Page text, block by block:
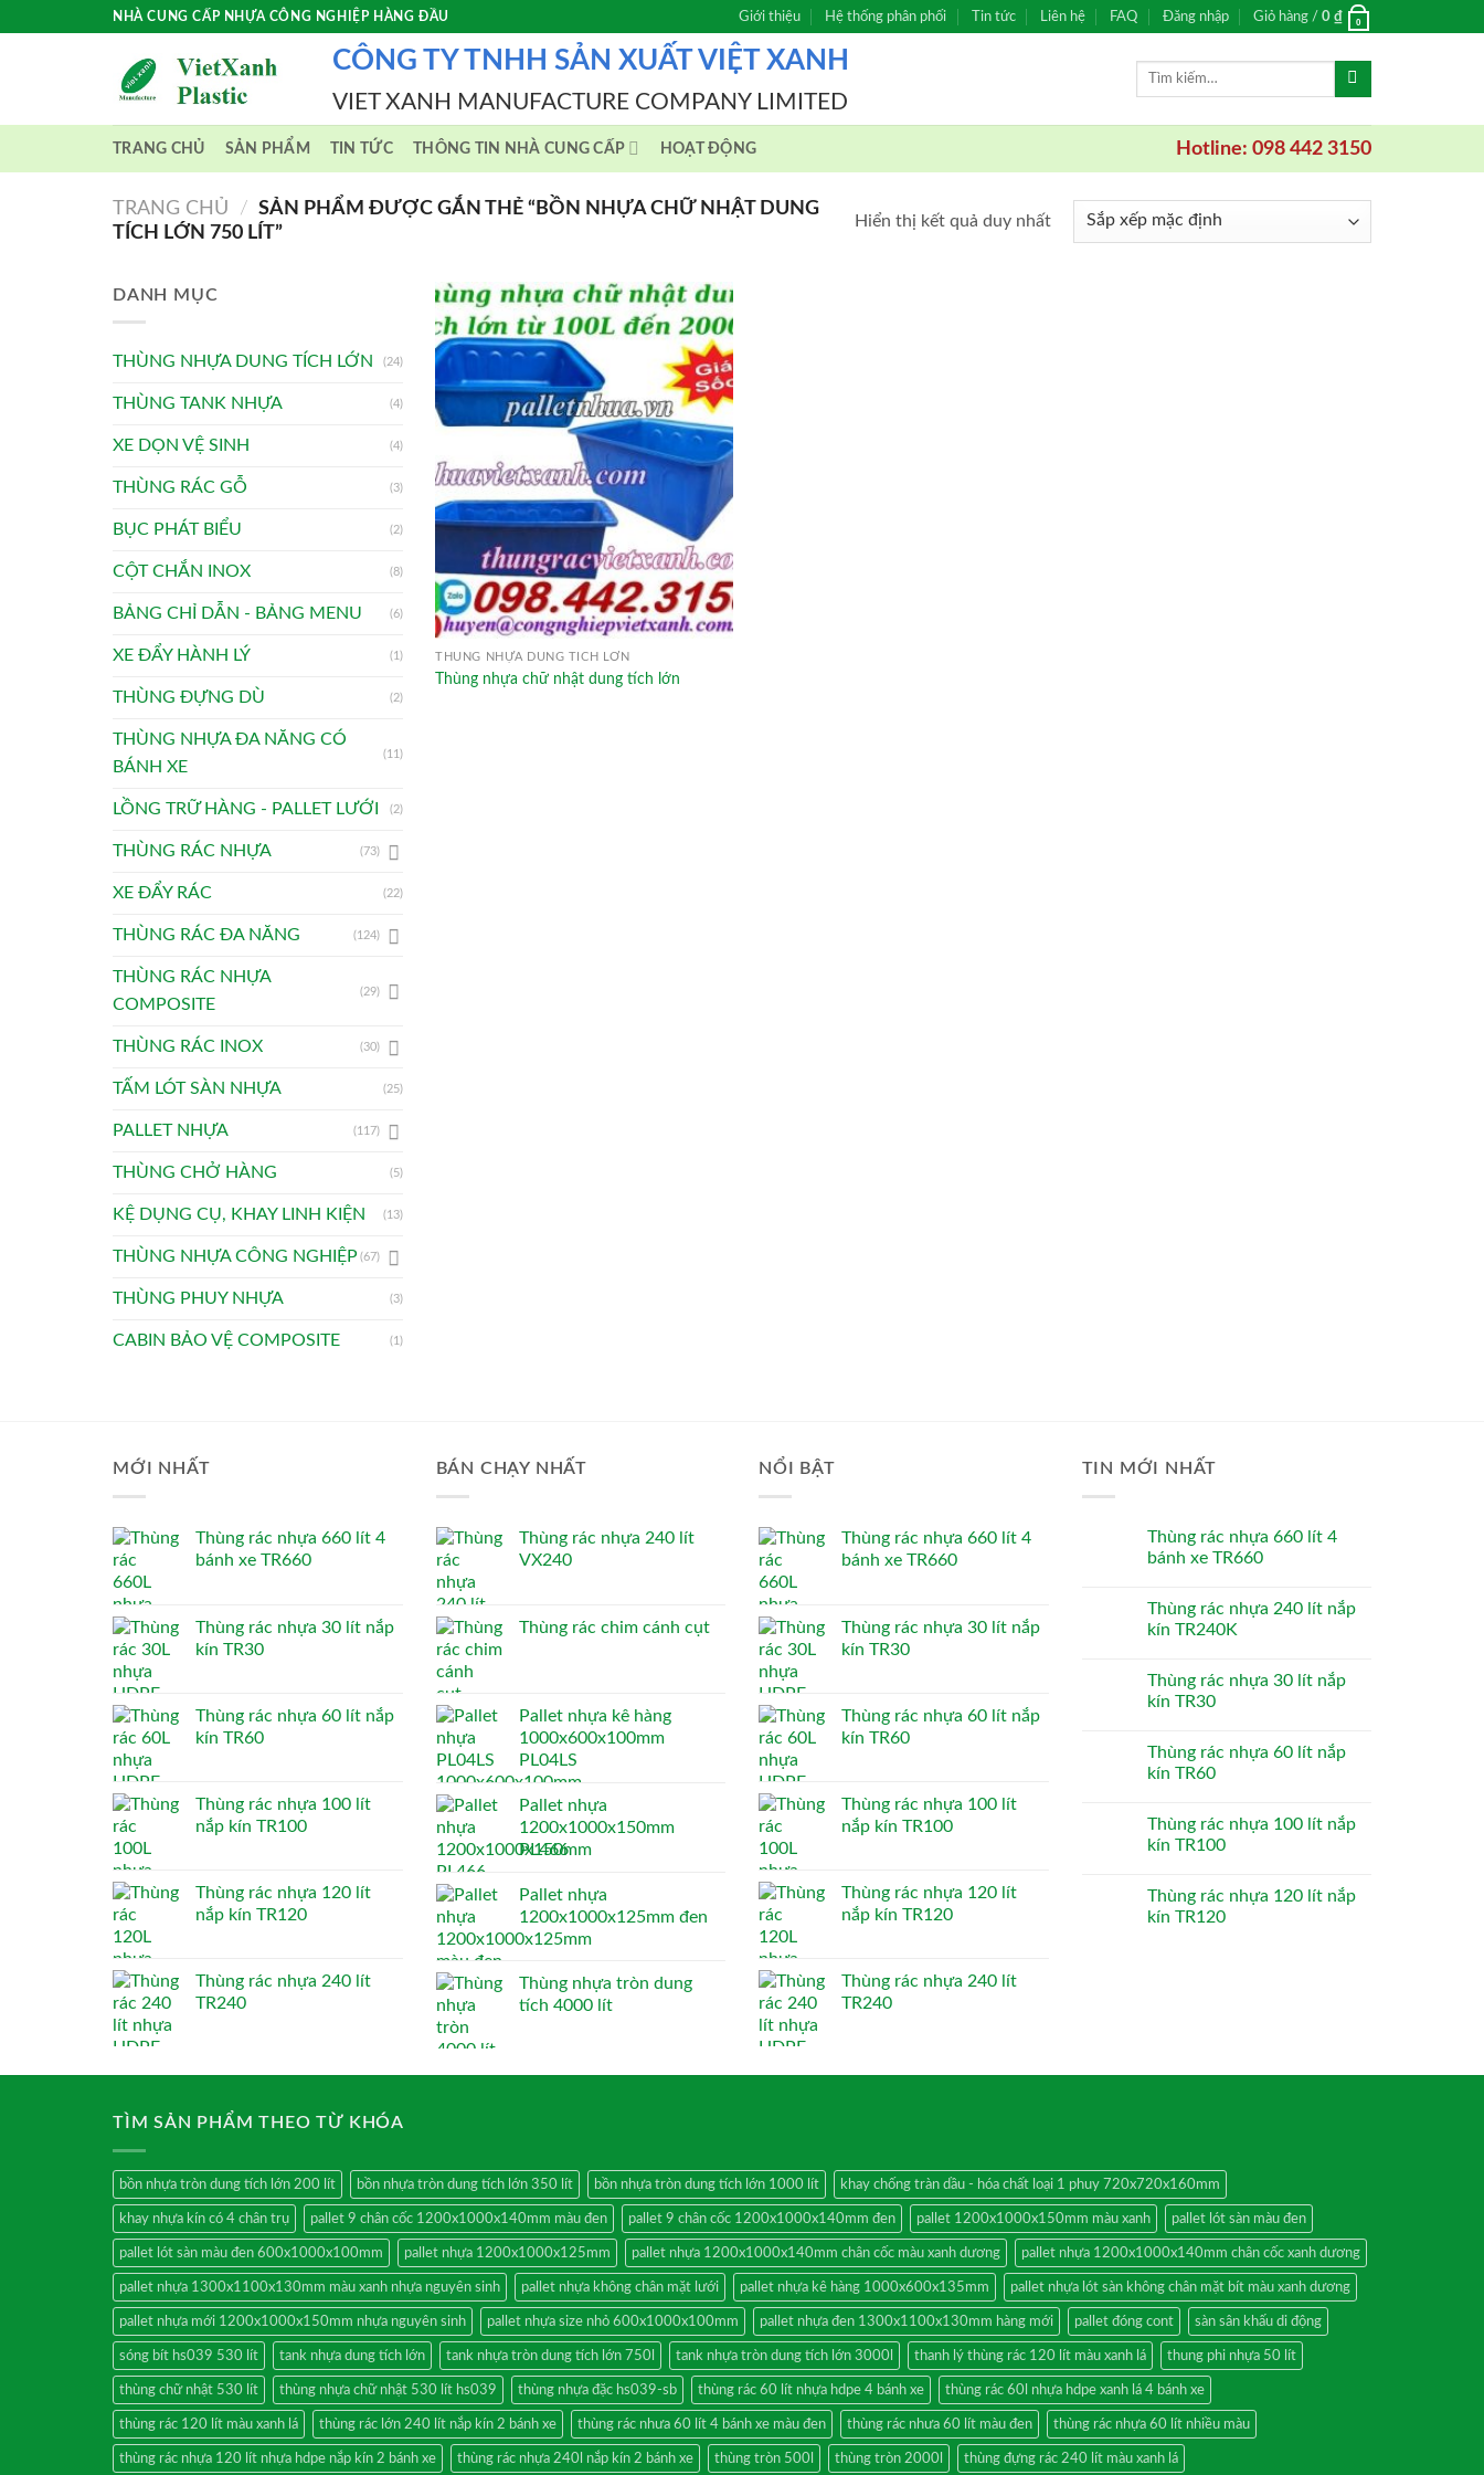
NHÀ CUNG CẤP NHỰA CÔNG NGHIỆP HÀNG ĐẦU Giới thiệu Hệ thống phân phối Tin tức Liên hệ FAQ Đăng nhập Giỏ hàng / 0 ₫ 0
CÔNG TY TNHH SẢN XUẤT VIỆT XANH
VIET XANH MANUFACTURE COMPANY LIMITED
Tìm
TRANG CHỦ SẢN PHẨM TIN TỨC THÔNG TIN NHÀ CUNG CẤP HOẠT ĐỘNG Hotline: 098 442 3150
TRANG CHỦ / SẢN PHẨM ĐƯỢC GẮN THẺ “BỒN NHỰA CHỮ NHẬT DUNG
TÍCH LỚN 750 LÍT”
Hiển thị kết quả duy nhất
DANH MỤC
THÙNG NHỰA DUNG TÍCH LỚN (24)
THÙNG TANK NHỰA (4)
XE DỌN VỆ SINH (4)
THÙNG RÁC GỖ (3)
BỤC PHÁT BIỂU (2)
CỘT CHẮN INOX (8)
BẢNG CHỈ DẪN - BẢNG MENU (6)
XE ĐẨY HÀNH LÝ (1)
THÙNG ĐỰNG DÙ (2)
THÙNG NHỰA ĐA NĂNG CÓ
BÁNH XE
(11)
LỒNG TRỮ HÀNG - PALLET LƯỚI (2)
THÙNG RÁC NHỰA (73)
XE ĐẨY RÁC (22)
THÙNG RÁC ĐA NĂNG (124)
THÙNG RÁC NHỰA
COMPOSITE
(29)
THÙNG RÁC INOX (30)
TẤM LÓT SÀN NHỰA (25)
PALLET NHỰA (117)
THÙNG CHỞ HÀNG (5)
KỆ DỤNG CỤ, KHAY LINH KIỆN (13)
THÙNG NHỰA CÔNG NGHIỆP(67)
THÙNG PHUY NHỰA (3)
CABIN BẢO VỆ COMPOSITE (1)
THÙNG NHỰA DUNG TÍCH LỚN
Thùng nhựa chữ nhật dung tích lớn
MỚI NHẤT
Thùng rác nhựa 660 lít 4
bánh xe TR660
Thùng rác nhựa 30 lít nắp
kín TR30
Thùng rác nhựa 60 lít nắp
kín TR60
Thùng rác nhựa 100 lít
nắp kín TR100
Thùng rác nhựa 120 lít
nắp kín TR120
Thùng rác nhựa 240 lít
TR240
BÁN CHẠY NHẤT
Thùng rác nhựa 240 lít
VX240
Thùng rác chim cánh cụt
Pallet nhựa kê hàng
1000x600x100mm
PL04LS
Pallet nhựa
1200x1000x150mm
PL466
Pallet nhựa
1200x1000x125mm đen
Thùng nhựa tròn dung
tích 4000 lít
NỔI BẬT
Thùng rác nhựa 660 lít 4
bánh xe TR660
Thùng rác nhựa 30 lít nắp
kín TR30
Thùng rác nhựa 60 lít nắp
kín TR60
Thùng rác nhựa 100 lít
nắp kín TR100
Thùng rác nhựa 120 lít
nắp kín TR120
Thùng rác nhựa 240 lít
TR240
TIN MỚI NHẤT
Thùng rác nhựa 660 lít 4
bánh xe TR660
Thùng rác nhựa 240 lít nắp
kín TR240K
Thùng rác nhựa 30 lít nắp
kín TR30
Thùng rác nhựa 60 lít nắp
kín TR60
Thùng rác nhựa 100 lít nắp
kín TR100
Thùng rác nhựa 120 lít nắp
kín TR120
TÌM SẢN PHẨM THEO TỪ KHÓA
bồn nhựa tròn dung tích lớn 200 lít bồn nhựa tròn dung tích lớn 350 lít bồn nhựa tròn dung tích lớn 1000 lít khay chống tràn dầu - hóa chất loại 1 phuy 720x720x160mm
khay nhựa kín có 4 chân trụ pallet 9 chân cốc 1200x1000x140mm màu đen pallet 9 chân cốc 1200x1000x140mm đen pallet 1200x1000x150mm màu xanh pallet lót sàn màu đen
pallet lót sàn màu đen 600x1000x100mm pallet nhựa 1200x1000x125mm pallet nhựa 1200x1000x140mm chân cốc màu xanh dương pallet nhựa 1200x1000x140mm chân cốc xanh dương
pallet nhựa 1300x1100x130mm màu xanh nhựa nguyên sinh pallet nhựa không chân mặt lưới pallet nhựa kê hàng 1000x600x135mm pallet nhựa lót sàn không chân mặt bít màu xanh dương
pallet nhựa mới 1200x1000x150mm nhựa nguyên sinh pallet nhựa size nhỏ 600x1000x100mm pallet nhựa đen 1300x1100x130mm hàng mới pallet đóng cont sàn sân khấu di động
sóng bít hs039 530 lít tank nhựa dung tích lớn tank nhựa tròn dung tích lớn 750l tank nhựa tròn dung tích lớn 3000l thanh lý thùng rác 120 lít màu xanh lá thung phi nhựa 50 lít
thùng chữ nhật 530 lít thùng nhựa chữ nhật 530 lít hs039 thùng nhựa đặc hs039-sb thùng rác 60 lít nhựa hdpe 4 bánh xe thùng rác 60l nhựa hdpe xanh lá 4 bánh xe
thùng rác 120 lít màu xanh lá thùng rác lớn 240 lít nắp kín 2 bánh xe thùng rác nhưa 60 lít 4 bánh xe màu đen thùng rác nhưa 60 lít màu đen thùng rác nhựa 60 lít nhiều màu
thùng rác nhựa 120 lít nhựa hdpe nắp kín 2 bánh xe thùng rác nhựa 240l nắp kín 2 bánh xe thùng tròn 500l thùng tròn 2000l thùng đựng rác 240 lít màu xanh lá